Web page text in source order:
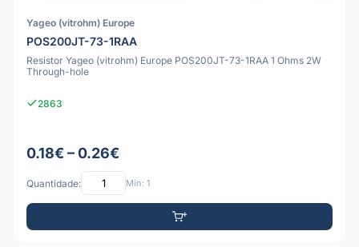
Yageo (vitrohm) Europe
POS200JT-73-1RAA
Resistor Yageo (vitrohm) Europe POS200JT-73-1RAA 1 Ohms 2W
Through-hole
2863
0.18€ – 0.26€
Quantidade: Mín: 1